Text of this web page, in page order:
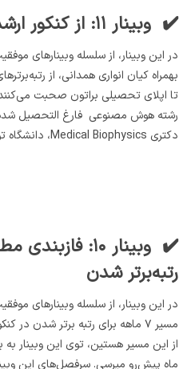
✔️ وبینار ۱۱: از کنکور ارشد تا اپلای تحصیلی
در این وبینار، از سلسله وبینارهای
بهمراه کیان انواری همدانی، از
تا اپلای تحصیلی براتون صحبت
رشته هوش مصنوعی فارغ التحصیل
دکتری Medical Biophysics، دانشگاه تورنتوست.
✔️ وبینار ۱۰: فازبندی مطالعاتی
رتبه‌برتر شدن
در این وبینار، از سلسله وبینارهای
مسیر ۷ ماهه برای رتبه برتر شدن
ماه پیش‌رو میرسی. سرفصل‌های این